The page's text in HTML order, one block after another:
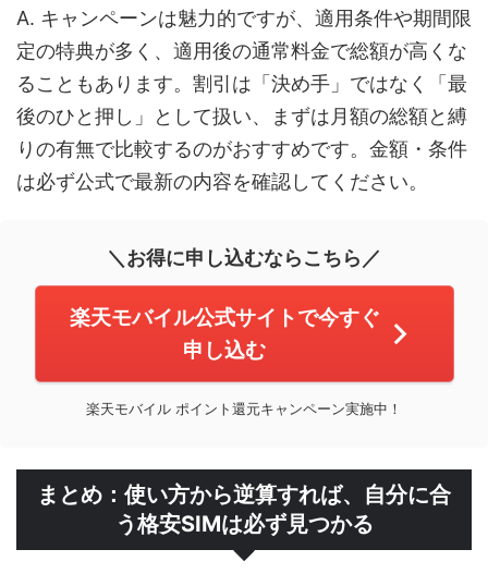
A. キャンペーンは魅力的ですが、適用条件や期間限
定の特典が多く、適用後の通常料金で総額が高くな
ることもあります。割引は「決め手」ではなく「最
後のひと押し」として扱い、まずは月額の総額と縛
りの有無で比較するのがおすすめです。金額・条件
は必ず公式で最新の内容を確認してください。
＼お得に申し込むならこちら／
楽天モバイル公式サイトで今すぐ
申し込む
楽天モバイル ポイント還元キャンペーン実施中！
まとめ：使い方から逆算すれば、自分に合
う格安SIMは必ず見つかる